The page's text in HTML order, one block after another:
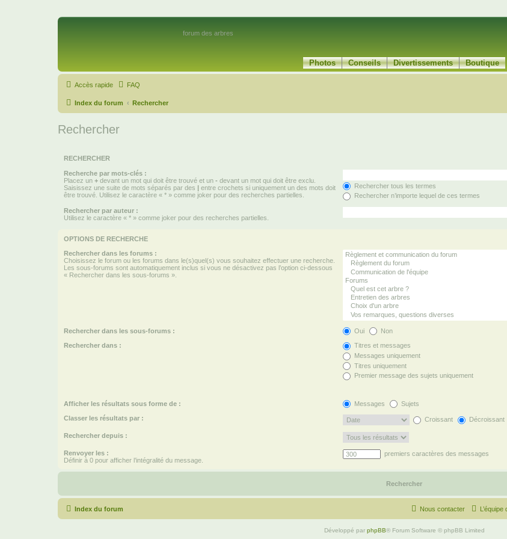
forum des arbres
Photos Conseils Divertissements Boutique
Accès rapide FAQ
Index du forum Rechercher
Rechercher
RECHERCHER
Recherche par mots-clés :
Placez un + devant un mot qui doit être trouvé et un - devant un mot qui doit être exclu.
Saisissez une suite de mots séparés par des | entre crochets si uniquement un des mots doit
être trouvé. Utilisez le caractère « * » comme joker pour des recherches partielles.
Rechercher tous les termes
Rechercher n’importe lequel de ces termes
Rechercher par auteur :
Utilisez le caractère « * » comme joker pour des recherches partielles.
OPTIONS DE RECHERCHE
Rechercher dans les forums :
Choisissez le forum ou les forums dans le(s)quel(s) vous souhaitez effectuer une recherche.
Les sous-forums sont automatiquement inclus si vous ne désactivez pas l’option ci-dessous
« Rechercher dans les sous-forums ».
Rechercher dans les sous-forums : Oui Non
Rechercher dans :
Titres et messages
Messages uniquement
Titres uniquement
Premier message des sujets uniquement
Afficher les résultats sous forme de : Messages Sujets
Classer les résultats par : Croissant Décroissant
Rechercher depuis :
Renvoyer les :
Définir à 0 pour afficher l’intégralité du message.
premiers caractères des messages
Index du forum Nous contacter
Développé par phpBB® Forum Software © phpBB Limited